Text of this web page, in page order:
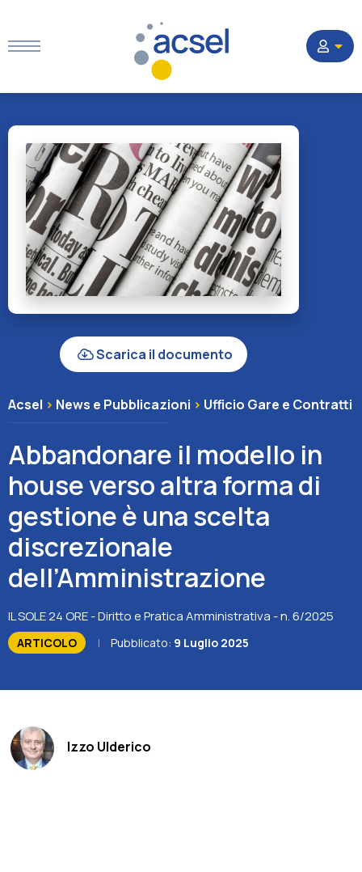
Settori
Corsi
Quesiti
La Società
Scarica il documento
Acsel > News e Pubblicazioni > Ufficio Gare e Contratti
Abbandonare il modello in
house verso altra forma di
gestione è una scelta
discrezionale
dell’Amministrazione
IL SOLE 24 ORE - Diritto e Pratica Amministrativa - n. 6/2025
ARTICOLO | Pubblicato: 9 Luglio 2025
Izzo Ulderico